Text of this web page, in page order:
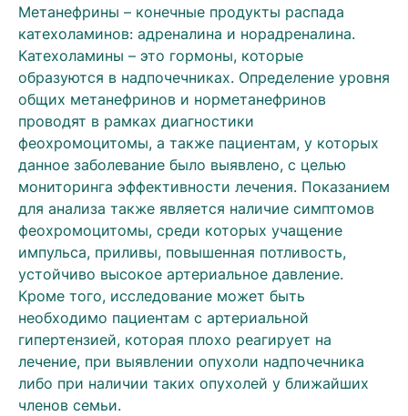
Метанефрины – конечные продукты распада
катехоламинов: адреналина и норадреналина.
Катехоламины – это гормоны, которые
образуются в надпочечниках. Определение уровня
общих метанефринов и норметанефринов
проводят в рамках диагностики
феохромоцитомы, а также пациентам, у которых
данное заболевание было выявлено, с целью
мониторинга эффективности лечения. Показанием
для анализа также является наличие симптомов
феохромоцитомы, среди которых учащение
импульса, приливы, повышенная потливость,
устойчиво высокое артериальное давление.
Кроме того, исследование может быть
необходимо пациентам с артериальной
гипертензией, которая плохо реагирует на
лечение, при выявлении опухоли надпочечника
либо при наличии таких опухолей у ближайших
членов семьи.